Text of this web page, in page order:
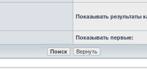
Показывать результаты
Показывать первые: